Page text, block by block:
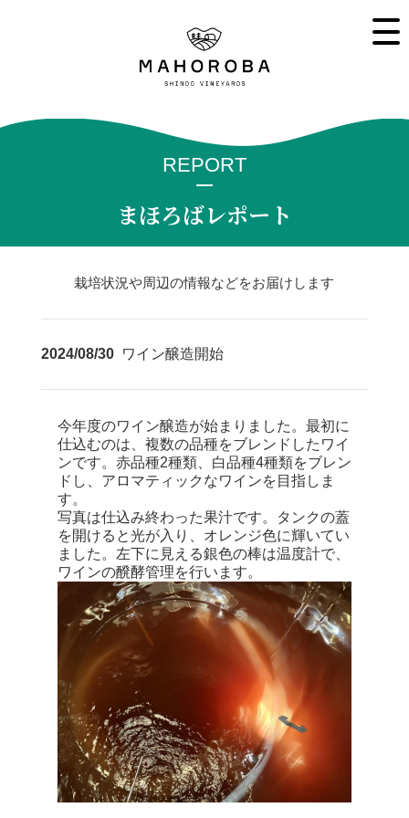
REPORT
まほろばレポート
栽培状況や周辺の情報などをお届けします
2024/08/30ワイン醸造開始
今年度のワイン醸造が始まりました。最初に
仕込むのは、複数の品種をブレンドしたワイ
ンです。赤品種2種類、白品種4種類をブレン
ドし、アロマティックなワインを目指しま
す。
写真は仕込み終わった果汁です。タンクの蓋
を開けると光が入り、オレンジ色に輝いてい
ました。左下に見える銀色の棒は温度計で、
ワインの醗酵管理を行います。